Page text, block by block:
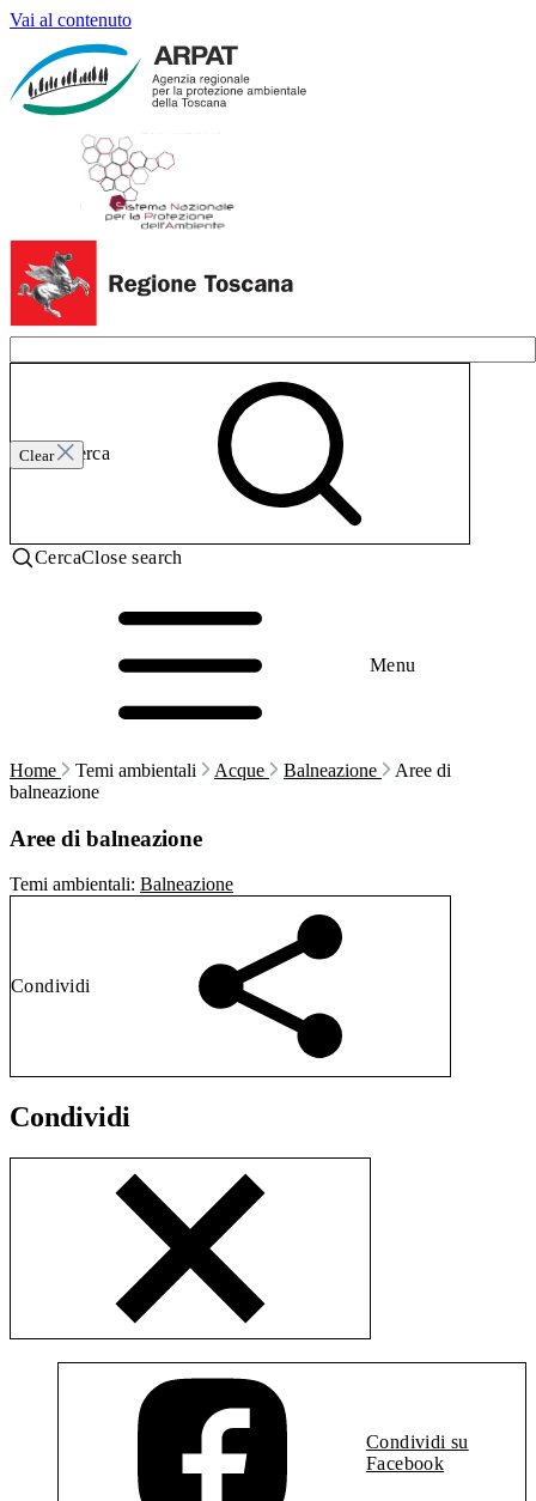
Vai al contenuto
Clear
Invia ricerca
CercaClose search
Menu
Home Temi ambientali Acque Balneazione
Aree di
balneazione
Aree di balneazione
Temi ambientali: Balneazione
Condividi
Condividi
Condividi su
Facebook